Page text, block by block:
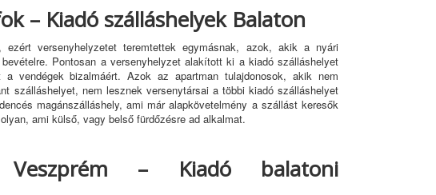
– Kiadó szálláshelyek Balaton
versenyhelyzetet teremtettek egymásnak, azok, akik a nyári
Pontosan a versenyhelyzet alakított ki a kiadó szálláshelyet
vendégek bizalmáért. Azok az apartman tulajdonosok, akik nem
szálláshelyet, nem lesznek versenytársai a többi kiadó szálláshelyet
magánszálláshely, ami már alapkövetelmény a szállást keresők
ami külső, vagy belső fürdőzésre ad alkalmat.
Veszprém – Kiadó balatoni